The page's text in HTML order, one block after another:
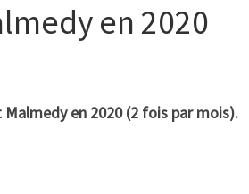
en 2020
en 2020 (2 fois par mois).